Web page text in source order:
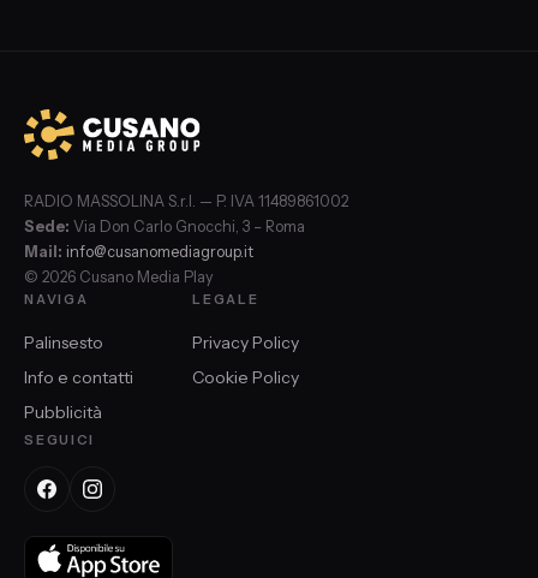
RADIO MASSOLINA S.r.l. — P. IVA 11489861002
Sede: Via Don Carlo Gnocchi, 3 – Roma
Mail: info@cusanomediagroup.it
© 2026 Cusano Media Play
NAVIGA
Palinsesto
Info e contatti
Pubblicità
LEGALE
Privacy Policy
Cookie Policy
SEGUICI